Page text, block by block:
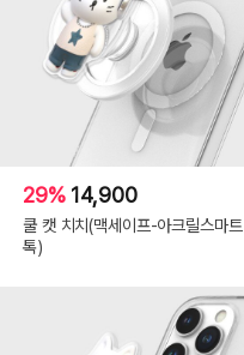
29% 14,900
쿨 캣 치치(맥세이프-아크릴스마트
톡)